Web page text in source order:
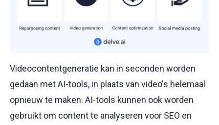
Videocontentgeneratie kan in seconden worden
gedaan met AI-tools, in plaats van video's helemaal
opnieuw te maken. AI-tools kunnen ook worden
gebruikt om content te analyseren voor SEO en